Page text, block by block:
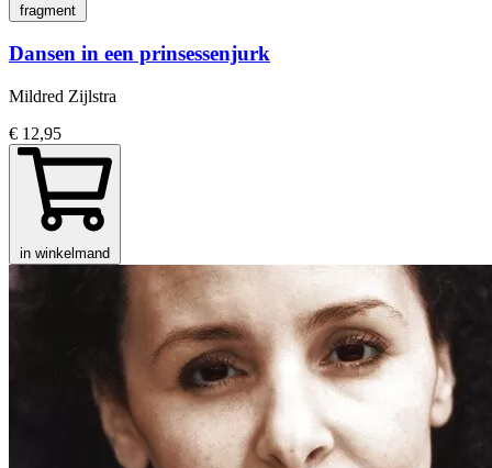
fragment
Dansen in een prinsessenjurk
Mildred Zijlstra
€ 12,95
in winkelmand